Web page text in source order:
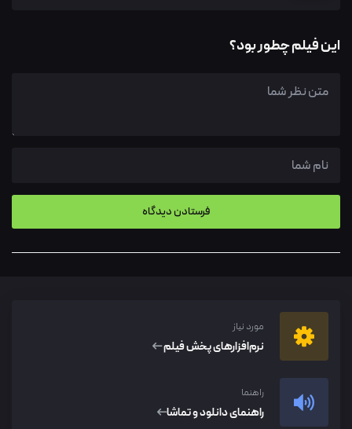
این فیلم چطور بود؟
مورد نیاز
نرم‌افزار‌های پخش فیلم
راهنما
راهنمای دانلود و تماشا